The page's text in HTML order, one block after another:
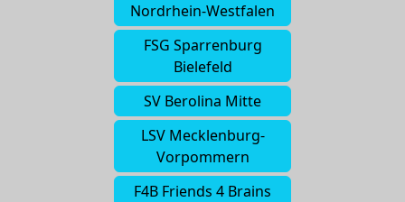
Nordrhein-Westfalen
FSG Sparrenburg
Bielefeld
SV Berolina Mitte
LSV Mecklenburg-
Vorpommern
F4B Friends 4 Brains